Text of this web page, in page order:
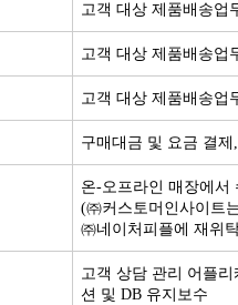
고객 대상 제품배송업
고객 대상 제품배송업
고객 대상 제품배송업
구매대금 및 요금 결
온-오프라인 매장에서
(㈜커스토머인사이트
㈜네이처피플에 재위
고객 상담 관리 어플
션 및 DB 유지보수